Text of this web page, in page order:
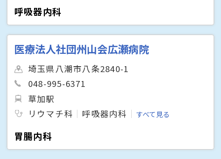
呼吸器内科
医療法人社団州山会広瀬病院
埼玉県八潮市八条2840-1
048-995-6371
草加駅
リウマチ科
呼吸器内科 すべて見る
胃腸内科